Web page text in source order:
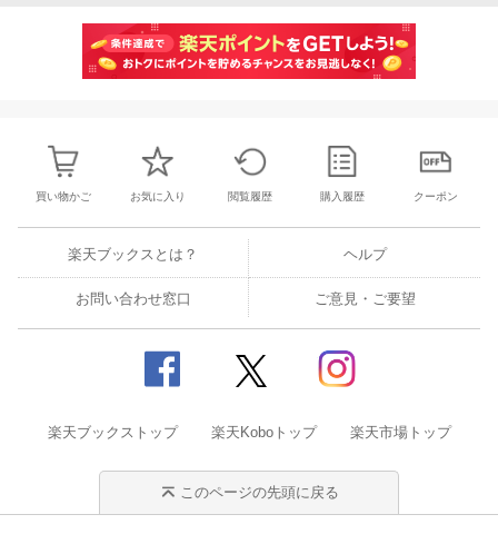
買い物かご お気に入り 閲覧履歴 購入履歴 クーポン
楽天ブックスとは？ ヘルプ
お問い合わせ窓口 ご意見・ご要望
楽天ブックストップ 楽天Koboトップ 楽天市場トップ
このページの先頭に戻る